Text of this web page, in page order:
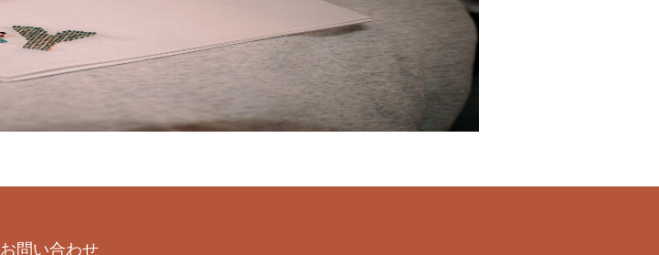
お問い合わせ